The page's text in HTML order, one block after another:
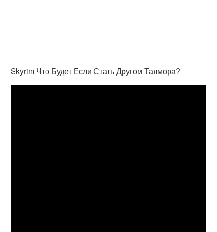
Skyrim Что Будет Если Стать Другом Талмора?